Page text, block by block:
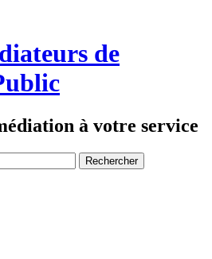
de
à votre service